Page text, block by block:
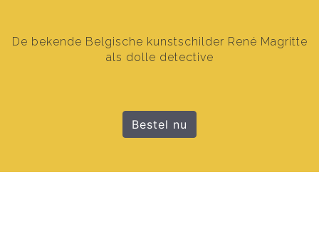
De bekende Belgische kunstschilder René Magritte
als dolle detective
Bestel nu